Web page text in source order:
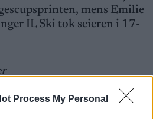
Process My Personal
mens Emilie
IL Ski tok seieren i 17-
sprinten i Junior-NM 2024.
Langrenn.com